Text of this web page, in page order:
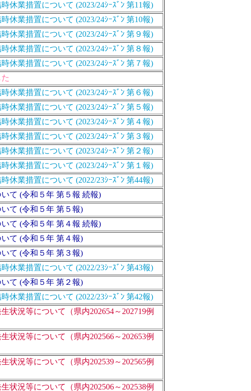
休業措置について (2023/24ｼｰｽﾞﾝ 第11報)
休業措置について (2023/24ｼｰｽﾞﾝ 第10報)
休業措置について (2023/24ｼｰｽﾞﾝ 第９報)
休業措置について (2023/24ｼｰｽﾞﾝ 第８報)
休業措置について (2023/24ｼｰｽﾞﾝ 第７報)
休業措置について (2023/24ｼｰｽﾞﾝ 第６報)
休業措置について (2023/24ｼｰｽﾞﾝ 第５報)
休業措置について (2023/24ｼｰｽﾞﾝ 第４報)
休業措置について (2023/24ｼｰｽﾞﾝ 第３報)
休業措置について (2023/24ｼｰｽﾞﾝ 第２報)
休業措置について (2023/24ｼｰｽﾞﾝ 第１報)
休業措置について (2022/23ｼｰｽﾞﾝ 第44報)
て (令和５年 第５報 続報)
て (令和５年 第５報)
て (令和５年 第４報 続報)
て (令和５年 第４報)
て (令和５年 第３報)
休業措置について (2022/23ｼｰｽﾞﾝ 第43報)
て (令和５年 第２報)
休業措置について (2022/23ｼｰｽﾞﾝ 第42報)
状況等について（県内202654～202719例
状況等について（県内202566～202653例
状況等について（県内202539～202565例
状況等について（県内202506～202538例